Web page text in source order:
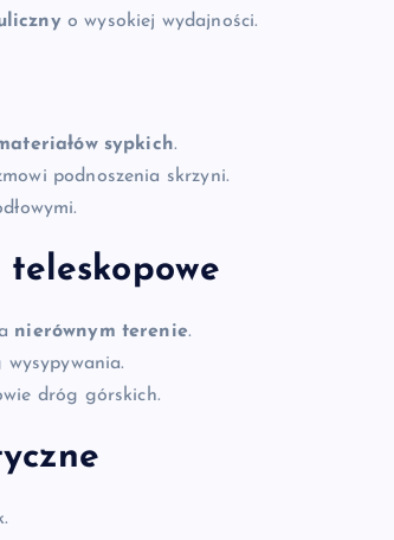
o wysokiej wydajności.
sypkich.
podnoszenia skrzyni.
nierównym terenie.
wysypywania.
dróg górskich.